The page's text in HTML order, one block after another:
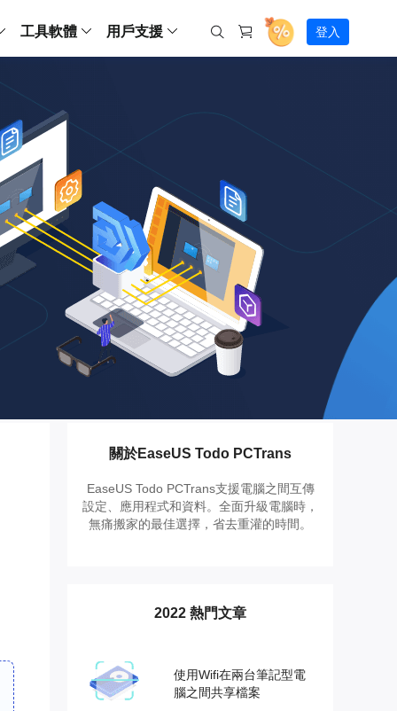
Windows
Data Recovery Free
Data Recovery Pro
Data Recovery Technician
熱門教學
SD 卡救援
USB 救援
SSD 外接硬碟救援
資源回收桶救援
Mac
Data Recovery Free
Data Recovery Pro
Data Recovery Technician
IOS
Data Recovery Free
Data Recovery Pro
Android
Data Recovery Free
Data Recovery Pro
Data Recovery App
電腦
影片修復
照片修復
檔案修復
線上工具
(線上) 影片修復
(線上) 照片修復
(線上) 檔案修復
Partition Master 版本對比
還原方案
Enterprise
伺服器備份解決方案
Management
並遠端遙控備份
螢幕錄影
RecExperts
錄影片/音樂/網路攝影機畫面
ScreenShot
擷取電腦螢幕畫面
(線上) Screen Recorder
免費線上錄影
影片與音訊工具
Video Editor
專業影片剪輯軟體
即時變聲
EaseUS VideoKit
MakeMyAudio
錄音和轉檔
Video
工具軟體
料
料
式
製作工具
用戶支援
指南/激活碼/連絡方式
下載並安裝軟體
Chat 支援
連絡技術人員
售前咨詢
咨詢銷售服務人員
遠程協助服務
一對一遠程協助，解決問題速度
邀請好友，賺取獎勵
登入
關於EaseUS Todo PCTrans
EaseUS Todo PCTrans支援電腦之間互傳
設定、應用程式和資料。全面升級電腦時，
無痛搬家的最佳選擇，省去重灌的時間。
2022 熱門文章
使用Wifi在兩台筆記型電
腦之間共享檔案